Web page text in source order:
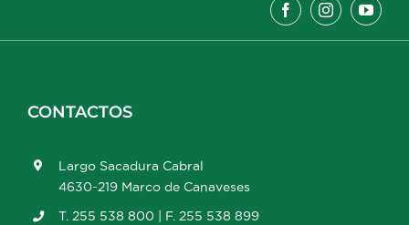
CONTACTOS
Largo Sacadura Cabral
4630-219 Marco de Canaveses
T. 255 538 800 | F. 255 538 899